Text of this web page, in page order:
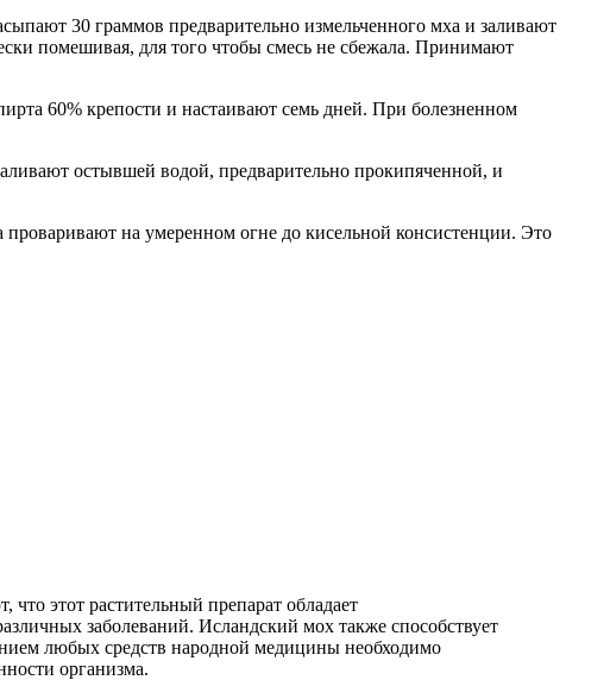
30 граммов предварительно измельченного мха и заливают
помешивая, для того чтобы смесь не сбежала. Принимают
60% крепости и настаивают семь дней. При болезненном
остывшей водой, предварительно прокипяченной, и
на умеренном огне до кисельной консистенции. Это
этот растительный препарат обладает
заболеваний. Исландский мох также способствует
любых средств народной медицины необходимо
организма.